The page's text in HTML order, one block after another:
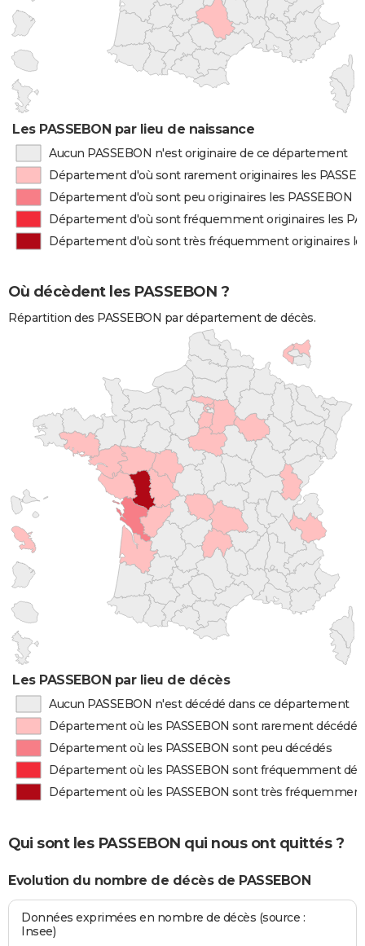
Les PASSEBON par lieu de naissance
Aucun PASSEBON n'est originaire de ce département
Département d'où sont rarement originaires les
Département d'où sont peu originaires les PASSEBON
Département d'où sont fréquemment originaires les
Département d'où sont très fréquemment originaires
Où décèdent les PASSEBON ?
Répartition des PASSEBON par département de décès.
Les PASSEBON par lieu de décès
Aucun PASSEBON n'est décédé dans ce département
Département où les PASSEBON sont rarement décédés
Département où les PASSEBON sont peu décédés
Département où les PASSEBON sont fréquemment
Département où les PASSEBON sont très
Qui sont les PASSEBON qui nous ont quittés ?
Evolution du nombre de décès de PASSEBON
Données exprimées en nombre de décès (source :
Insee)